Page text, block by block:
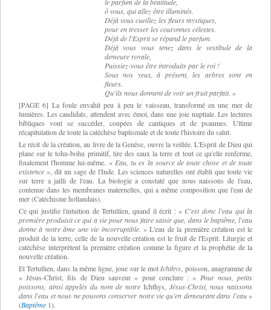
ô vous, qui allez être illuminés.
Déjà vous cueillez les fleurs mystiques,
pour en tresser les couronnes célestes.
Déjà de l'Esprit se répand le parfum.
Déjà vous vous tenez dans le vestibule de la
demeure royale,
Puissiez-vous être introduits par le roi !
Sous nos yeux, à présent, les arbres sont en
fleurs.
Qu'ils nous donnent de voir un fruit parfait. »
[PAGE 6] La foule envahit peu à peu le vaisseau, transformé en une mer de
lumières. Les candidats, attendent avec émoi, dans une joie nuptiale. Les lectures
bibliques vont se succéder, coupées de cantiques et de psaumes. Ultime
récapitulation de toute la catéchèse baptismale et de toute l'histoire du salut.
Le récit de la création, au livre de la Genèse, ouvre la veillée. L'Esprit de Dieu qui
plane sur le tohu-bohu primitif, tire des eaux la terre et tout ce qu'elle renferme,
finalement l'homme lui-même. «Eau, tu es la source de toute chose et de toute
existence », dit un sage de l'Inde. Les sciences naturelles ont établi que toute vie
sur terre a jailli de l'eau. La biologie a constaté que nous naissons de l'eau,
contenue dans les membranes maternelles, qui a même composition que l'eau de
mer (Catéchisme hollandais).
Ce qui justifie l'intuition de Tertullien, quand il écrit : « C'est donc l'eau qui la
première produisit ce qui a vie pour nous faire saisir que, dans le baptême, l'eau
donne à notre âme une vie incorruptible. »L'eau de la première création est le
produit de la terre, celle de la nouvelle création est le fruit de l'Esprit. Liturgie et
catéchèse interprètent la première création comme la figure et la prophétie de la
nouvelle création.
Et Tertullien, dans la même ligne, joue sur le mot Ichthys , poisson, anagramme de
« Jésus-Christ, fils de Dieu sauveur » pour conclure : « Pour nous, petits
poissons, ainsi appelés du nom de notre Ichthys, Jésus-Christ, nous naissons
dans l'eau et nous ne pouvons conserver notre vie qu'en demeurant dans l'eau»
(Baptême 1).